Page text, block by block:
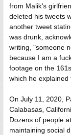
from Malik's
deleted his tweets
another tweet
was drunk,
writing, "someone
because I am a
footage on the
which he
On July 11, 2020,
Calabasas,
Dozens of people
maintaining social